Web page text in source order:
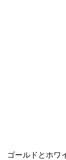
ゴールドとホワ